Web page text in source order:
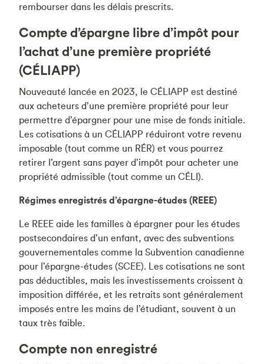
rembourser dans les délais prescrits.
Compte d’épargne libre d’impôt pour
l’achat d’une première propriété
(CÉLIAPP)
Nouveauté lancée en 2023, le CÉLIAPP est destiné
aux acheteurs d’une première propriété pour leur
permettre d’épargner pour une mise de fonds initiale.
Les cotisations à un CÉLIAPP réduiront votre revenu
imposable (tout comme un RÉR) et vous pourrez
retirer l’argent sans payer d’impôt pour acheter une
propriété admissible (tout comme un CÉLI).
Régimes enregistrés d’épargne-études (REEE)
Le REEE aide les familles à épargner pour les études
postsecondaires d’un enfant, avec des subventions
gouvernementales comme la Subvention canadienne
pour l’épargne-études (SCEE). Les cotisations ne sont
pas déductibles, mais les investissements croissent à
imposition différée, et les retraits sont généralement
imposés entre les mains de l’étudiant, souvent à un
taux très faible.
Compte non enregistré